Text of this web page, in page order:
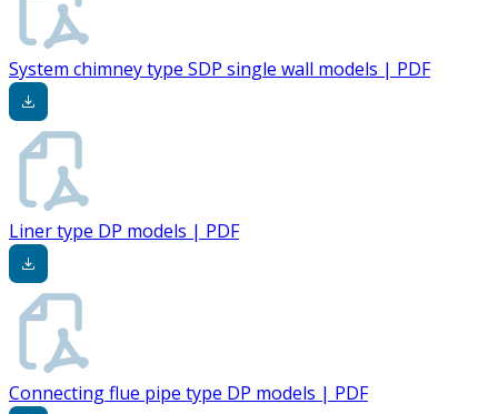
System chimney type SDP single wall models | PDF
Liner type DP models | PDF
Connecting flue pipe type DP models | PDF